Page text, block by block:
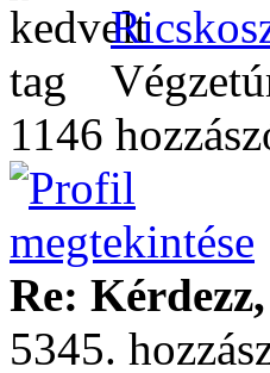
1146
Re:
5345.